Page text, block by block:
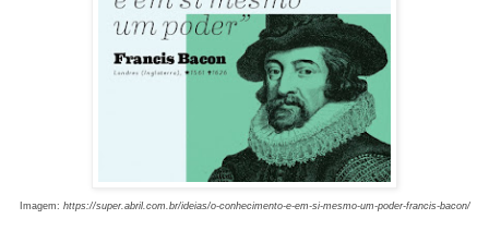
Imagem: https://super.abril.com.br/ideias/o-conhecimento-e-em-si-mesmo-um-poder-francis-bacon/